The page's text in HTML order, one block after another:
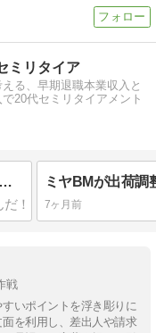
ミリタイア
る、早期退職本業収入と
20代セミリタイアメント
ブスクリプション更新のお知らせ（今日の詐欺メール） ミヤBMが出荷調
7ヶ月前
戦
いポイントを浮き彫りに
を利用し、差出人や請求